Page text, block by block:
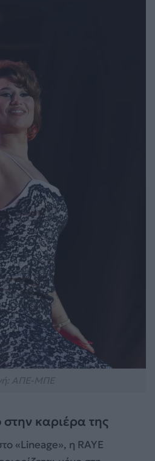
καριέρα της
«Lineage», η RAYE